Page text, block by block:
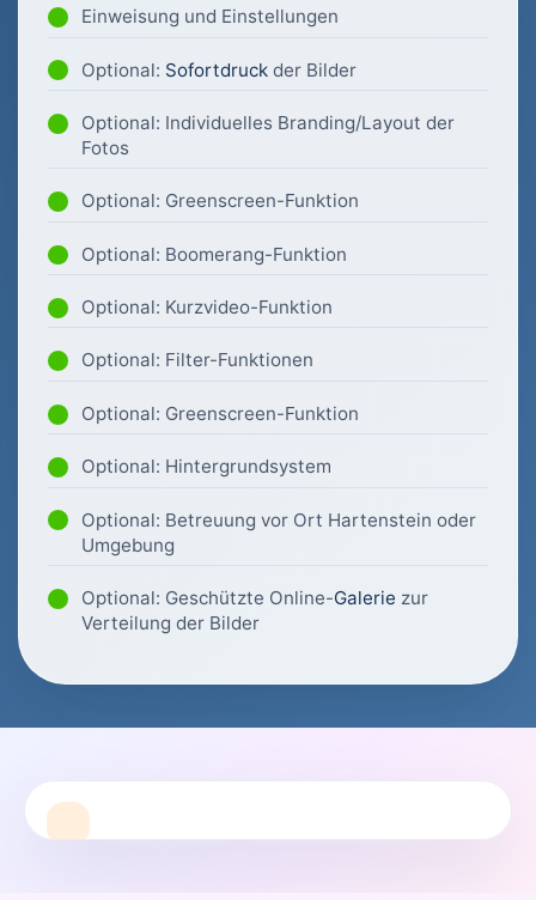
Einweisung und Einstellungen
Optional: Sofortdruck der Bilder
Optional: Individuelles Branding/Layout der
Fotos
Optional: Greenscreen-Funktion
Optional: Boomerang-Funktion
Optional: Kurzvideo-Funktion
Optional: Filter-Funktionen
Optional: Greenscreen-Funktion
Optional: Hintergrundsystem
Optional: Betreuung vor Ort Hartenstein oder
Umgebung
Optional: Geschützte Online-Galerie zur
Verteilung der Bilder